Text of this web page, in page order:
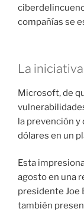
compañías se
La
Microsoft, de
la prevención
dólares en un
Esta
agosto en una
presidente Joe
también